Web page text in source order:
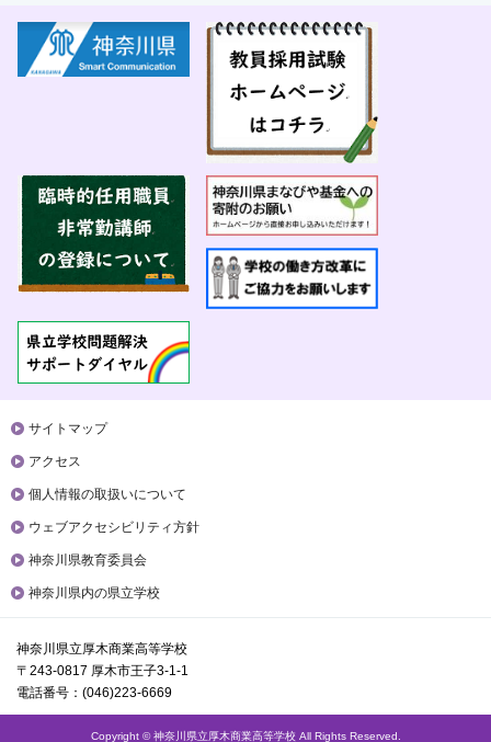
サイトマップ
アクセス
個人情報の取扱いについて
ウェブアクセシビリティ方針
神奈川県教育委員会
神奈川県内の県立学校
神奈川県立厚木商業高等学校
〒243-0817 厚木市王子3-1-1
電話番号：(046)223-6669
Copyright © 神奈川県立厚木商業高等学校 All Rights Reserved.